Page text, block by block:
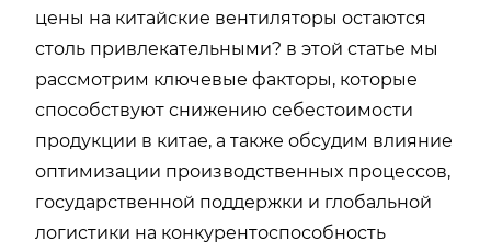
цены на китайские вентиляторы остаются
столь привлекательными? в этой статье мы
рассмотрим ключевые факторы, которые
способствуют снижению себестоимости
продукции в китае, а также обсудим влияние
оптимизации производственных процессов,
государственной поддержки и глобальной
логистики на конкурентоспособность